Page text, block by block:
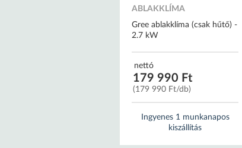
ABLAKKLÍMA
Gree ablakklíma (csak hűtő) -
2.7 kW
nettó
179 990 Ft
(179 990 Ft/db)
Ingyenes 1 munkanapos
kiszállítás